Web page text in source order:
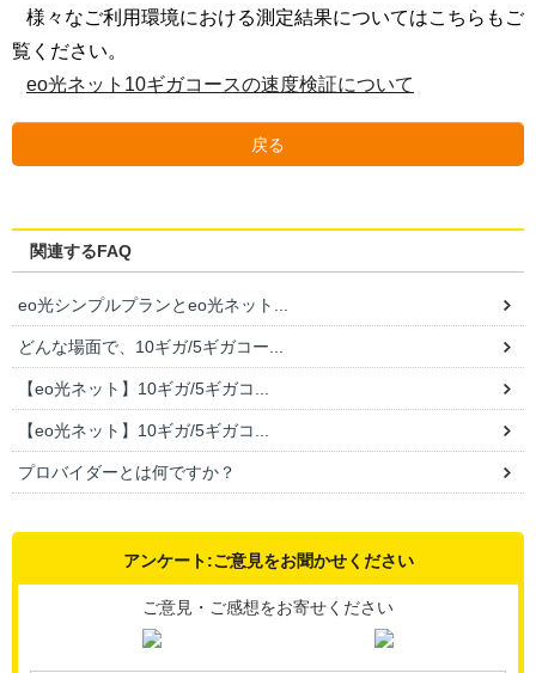
様々なご利用環境における測定結果についてはこちらもご
覧ください。
eo光ネット10ギガコースの速度検証について
戻る
関連するFAQ
eo光シンプルプランとeo光ネット...
どんな場面で、10ギガ/5ギガコー...
【eo光ネット】10ギガ/5ギガコ...
【eo光ネット】10ギガ/5ギガコ...
プロバイダーとは何ですか？
アンケート:ご意見をお聞かせください
ご意見・ご感想をお寄せください